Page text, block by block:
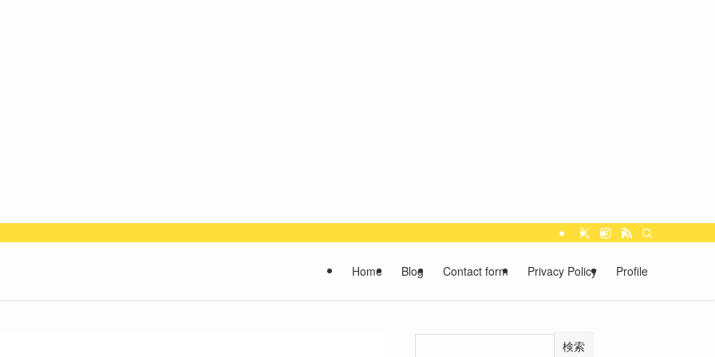
Home Blog Contact form Privacy Policy Profile
検索